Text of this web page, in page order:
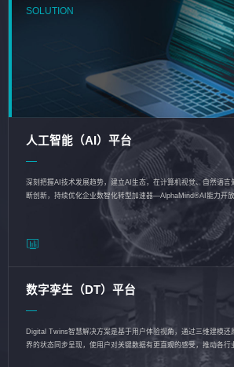
SOLUTION
人工智能（AI）平台
深刻把握AI技术发展趋势，建立AI生态，在计算机视觉、自然语言
断创新，持续优化企业数智化转型加速器—AlphaMind®AI能力开
数字孪生（DT）平台
Digital Twins智慧解决方案是基于用户体验视角，通过三维建模还
界的状态同步呈现，使用户对关键数据有更直观的感受，推动各行